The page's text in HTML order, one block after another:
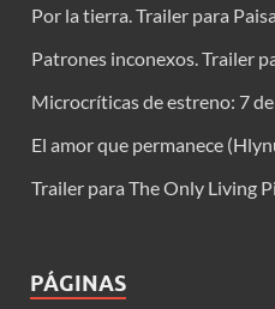
Por la tierra. Trailer para
Patrones inconexos. Trailer
Microcríticas de estreno: 7
El amor que permanece
Trailer para The Only Living
PÁGINAS